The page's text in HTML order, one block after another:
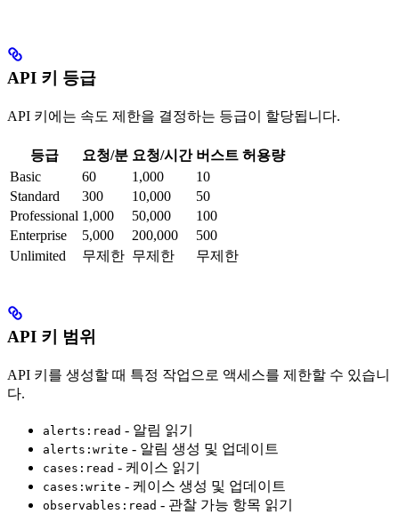
API 키 등급
API 키에는 속도 제한을 결정하는 등급이 할당됩니다.
등급 요청/분 요청/시간 버스트 허용량
Basic
60 1,000
10
Standard
300 10,000
50
Professional 1,000 50,000
100
Enterprise
5,000 200,000
500
Unlimited
무제한 무제한 무제한
API 키 범위
API 키를 생성할 때 특정 작업으로 액세스를 제한할 수 있습니
다.
alerts:read - 알림 읽기
alerts:write - 알림 생성 및 업데이트
cases:read - 케이스 읽기
cases:write - 케이스 생성 및 업데이트
observables:read - 관찰 가능 항목 읽기